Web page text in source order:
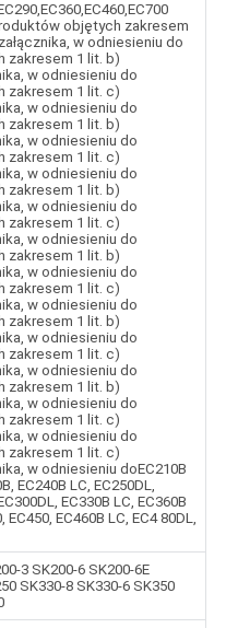
objętych zakresem
w odniesieniu do
zakresem 1 lit. b)
w odniesieniu do
zakresem 1 lit. c)
w odniesieniu do
zakresem 1 lit. b)
w odniesieniu do
zakresem 1 lit. c)
w odniesieniu do
zakresem 1 lit. b)
w odniesieniu do
zakresem 1 lit. c)
w odniesieniu do
zakresem 1 lit. b)
w odniesieniu do
zakresem 1 lit. c)
w odniesieniu do
zakresem 1 lit. b)
w odniesieniu do
zakresem 1 lit. c)
w odniesieniu do
zakresem 1 lit. b)
w odniesieniu do
zakresem 1 lit. c)
w odniesieniu do
zakresem 1 lit. c)
w odniesieniu doEC210B
EC240B LC, EC250DL,
EC330B LC, EC360B
EC450, EC460B LC, EC4 80DL,
3 SK200-6 SK200-6E
SK330-8 SK330-6 SK350